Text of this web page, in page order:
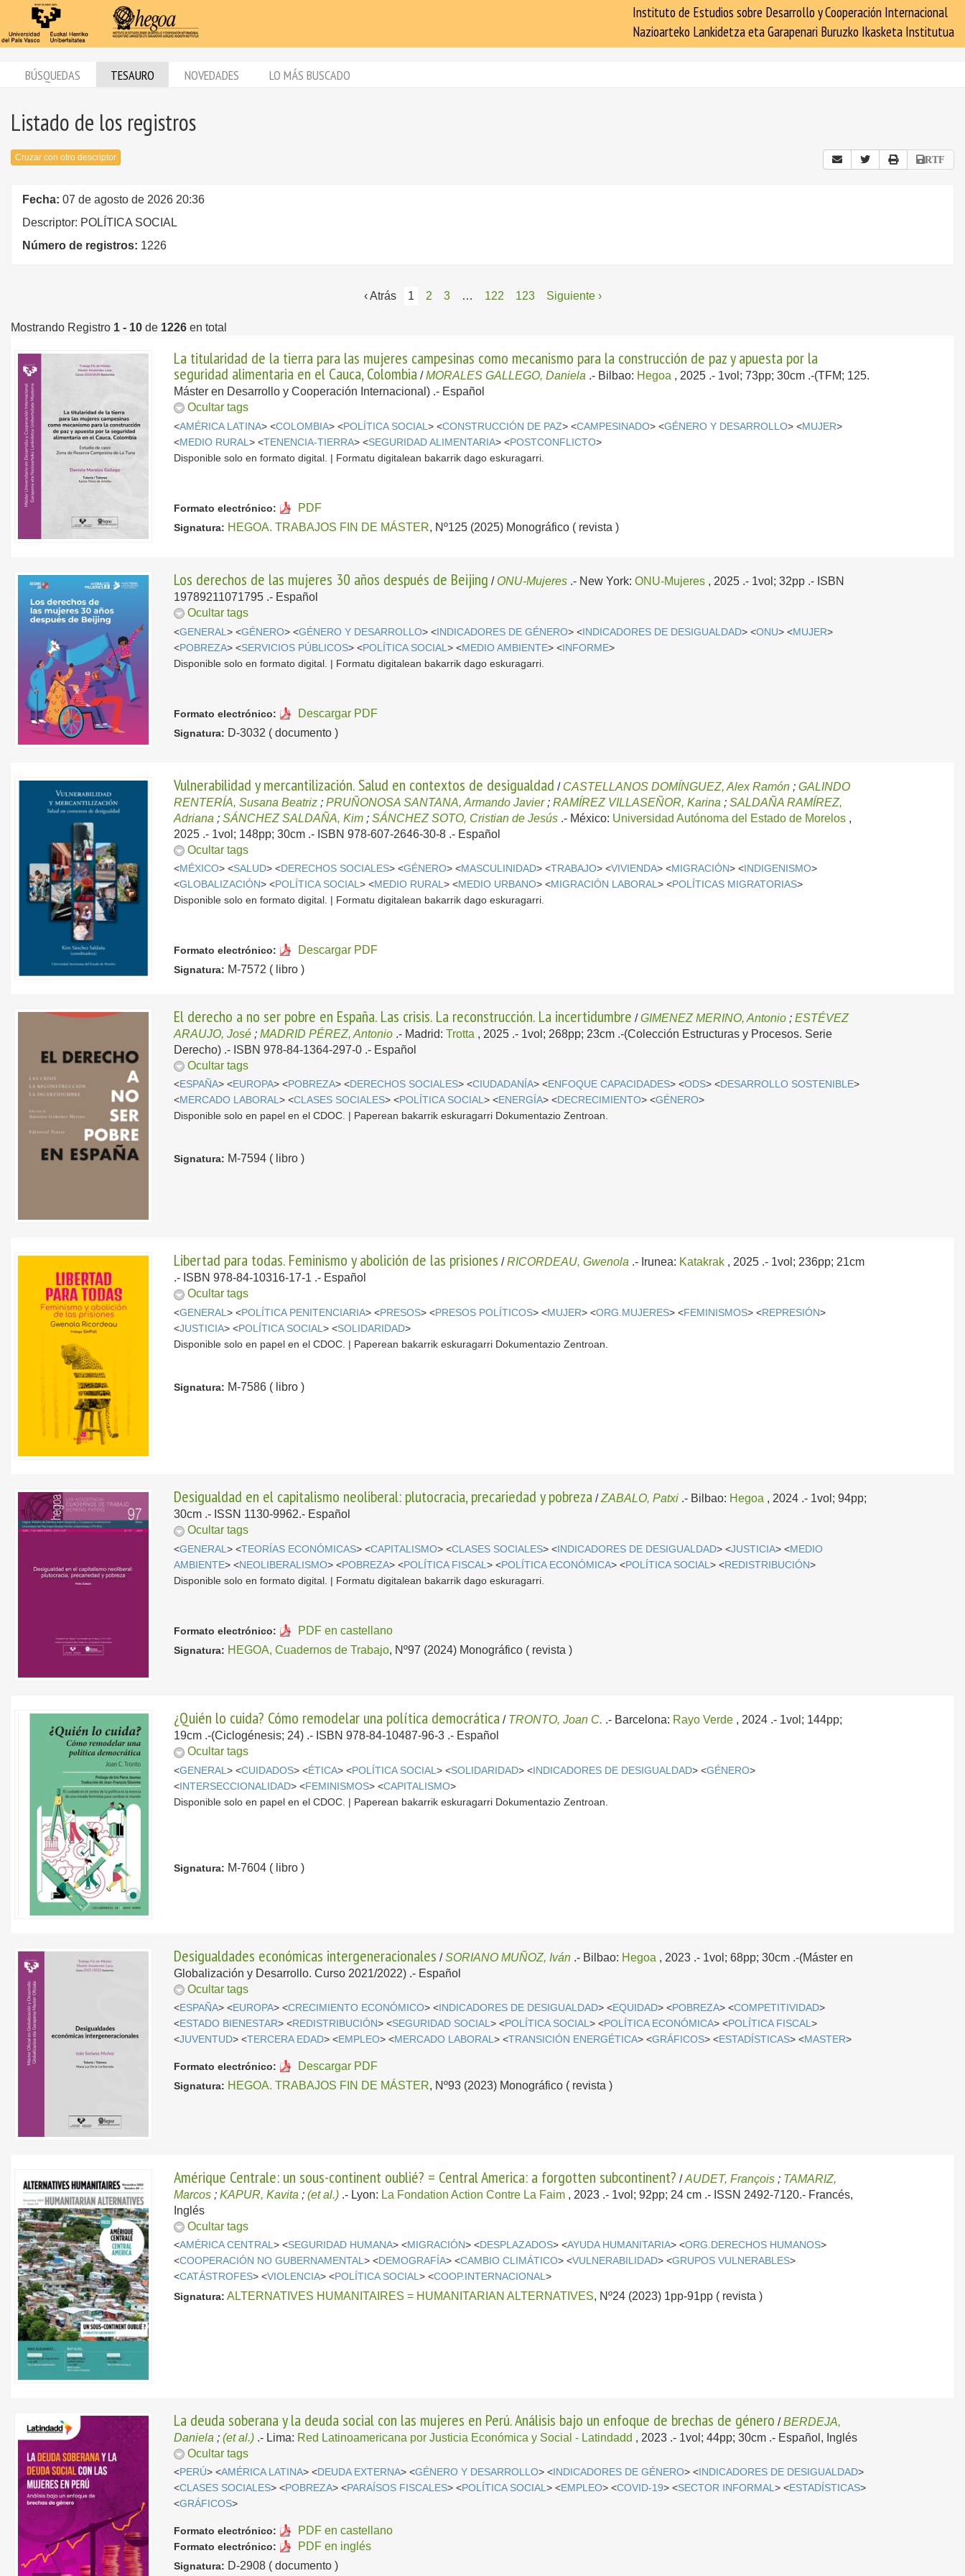
Instituto de Estudios sobre Desarrollo y Cooperación Internacional
Nazioarteko Lankidetza eta Garapenari Buruzko Ikasketa Institutua
BÚSQUEDAS TESAURO NOVEDADES LO MÁS BUSCADO
Listado de los registros
Cruzar con otro descriptor RTF
Fecha: 07 de agosto de 2026 20:36
Descriptor: POLÍTICA SOCIAL
Número de registros: 1226
‹ Atrás 1 2 3 … 122 123 Siguiente ›
Mostrando Registro 1 - 10 de 1226 en total
La titularidad de la tierra para las mujeres campesinas como mecanismo para la construcción de paz y apuesta por la
seguridad alimentaria en el Cauca, Colombia /MORALES GALLEGO, Daniela .- Bilbao: Hegoa , 2025 .- 1vol; 73pp; 30cm .-(TFM; 125.
Máster en Desarrollo y Cooperación Internacional) .- Español
Ocultar tags
<AMÉRICA LATINA> <COLOMBIA> <POLÍTICA SOCIAL> <CONSTRUCCIÓN DE PAZ> <CAMPESINADO> <GÉNERO Y DESARROLLO> <MUJER>
<MEDIO RURAL> <TENENCIA-TIERRA> <SEGURIDAD ALIMENTARIA> <POSTCONFLICTO>
Disponible solo en formato digital. | Formatu digitalean bakarrik dago eskuragarri.
Formato electrónico: PDF
Signatura: HEGOA. TRABAJOS FIN DE MÁSTER, Nº125 (2025) Monográfico ( revista )
Los derechos de las mujeres 30 años después de Beijing / ONU-Mujeres .- New York:ONU-Mujeres , 2025 .- 1vol; 32pp .- ISBN
19789211071795 .- Español
Ocultar tags
<GENERAL> <GÉNERO> <GÉNERO Y DESARROLLO> <INDICADORES DE GÉNERO> <INDICADORES DE DESIGUALDAD> <ONU> <MUJER>
<POBREZA> <SERVICIOS PÚBLICOS> <POLÍTICA SOCIAL> <MEDIO AMBIENTE> <INFORME>
Disponible solo en formato digital. | Formatu digitalean bakarrik dago eskuragarri.
Formato electrónico: Descargar PDF
Signatura: D-3032 ( documento )
Vulnerabilidad y mercantilización. Salud en contextos de desigualdad / CASTELLANOS DOMÍNGUEZ, Alex Ramón ;GALINDO
RENTERÍA, Susana Beatriz ;PRUÑONOSA SANTANA, Armando Javier;RAMÍREZ VILLASEÑOR, Karina ;SALDAÑA RAMÍREZ,
Adriana ;SÁNCHEZ SALDAÑA, Kim ;SÁNCHEZ SOTO, Cristian de Jesús .- México: Universidad Autónoma del Estado de Morelos ,
2025 .- 1vol; 148pp; 30cm .- ISBN 978-607-2646-30-8 .- Español
Ocultar tags
<MÉXICO> <SALUD> <DERECHOS SOCIALES> <GÉNERO> <MASCULINIDAD> <TRABAJO> <VIVIENDA> <MIGRACIÓN> < INDIGENISMO>
<GLOBALIZACIÓN> <POLÍTICA SOCIAL> <MEDIO RURAL> <MEDIO URBANO> <MIGRACIÓN LABORAL> <POLÍTICAS MIGRATORIAS>
Disponible solo en formato digital. | Formatu digitalean bakarrik dago eskuragarri.
Formato electrónico: Descargar PDF
Signatura: M-7572 ( libro )
El derecho a no ser pobre en España. Las crisis. La reconstrucción. La incertidumbre /GIMENEZ MERINO, Antonio ;ESTÉVEZ
ARAUJO, José ;MADRID PÉREZ, Antonio .- Madrid:Trotta , 2025 .- 1vol; 268pp; 23cm .-(Colección Estructuras y Procesos. Serie
Derecho) .- ISBN 978-84-1364-297-0 .- Español
Ocultar tags
<ESPAÑA> <EUROPA> <POBREZA> <DERECHOS SOCIALES> <CIUDADANÍA> <ENFOQUE CAPACIDADES> <ODS> <DESARROLLO SOSTENIBLE>
<MERCADO LABORAL> <CLASES SOCIALES> <POLÍTICA SOCIAL> <ENERGÍA> <DECRECIMIENTO> <GÉNERO>
Disponible solo en papel en el CDOC. | Paperean bakarrik eskuragarri Dokumentazio Zentroan.
Signatura: M-7594 ( libro )
Libertad para todas. Feminismo y abolición de las prisiones /RICORDEAU, Gwenola .- Irunea: Katakrak , 2025 .- 1vol; 236pp; 21cm
.- ISBN 978-84-10316-17-1 .- Español
Ocultar tags
<GENERAL> <POLÍTICA PENITENCIARIA> <PRESOS> <PRESOS POLÍTICOS> <MUJER> <ORG.MUJERES> <FEMINISMOS> <REPRESIÓN>
<JUSTICIA> <POLÍTICA SOCIAL> <SOLIDARIDAD>
Disponible solo en papel en el CDOC. | Paperean bakarrik eskuragarri Dokumentazio Zentroan.
Signatura: M-7586 ( libro )
Desigualdad en el capitalismo neoliberal: plutocracia, precariedad y pobreza /ZABALO, Patxi .- Bilbao: Hegoa , 2024 .- 1vol; 94pp;
30cm .- ISSN 1130-9962.- Español
Ocultar tags
<GENERAL> <TEORÍAS ECONÓMICAS> <CAPITALISMO> <CLASES SOCIALES> < INDICADORES DE DESIGUALDAD> <JUSTICIA> <MEDIO
AMBIENTE> <NEOLIBERALISMO> <POBREZA> <POLÍTICA FISCAL> <POLÍTICA ECONÓMICA> <POLÍTICA SOCIAL> <REDISTRIBUCIÓN>
Disponible solo en formato digital. | Formatu digitalean bakarrik dago eskuragarri.
Formato electrónico: PDF en castellano
Signatura: HEGOA, Cuadernos de Trabajo, Nº97 (2024) Monográfico ( revista )
¿Quién lo cuida? Cómo remodelar una política democrática / TRONTO, Joan C. .- Barcelona: Rayo Verde , 2024 .- 1vol; 144pp;
19cm .-(Ciclogénesis; 24) .- ISBN 978-84-10487-96-3 .- Español
Ocultar tags
<GENERAL> <CUIDADOS> <ÉTICA> <POLÍTICA SOCIAL> <SOLIDARIDAD> < INDICADORES DE DESIGUALDAD> <GÉNERO>
< INTERSECCIONALIDAD> <FEMINISMOS> <CAPITALISMO>
Disponible solo en papel en el CDOC. | Paperean bakarrik eskuragarri Dokumentazio Zentroan.
Signatura: M-7604 ( libro )
Desigualdades económicas intergeneracionales /SORIANO MUÑOZ, Iván .- Bilbao: Hegoa , 2023 .- 1vol; 68pp; 30cm .-(Máster en
Globalización y Desarrollo. Curso 2021/2022) .- Español
Ocultar tags
<ESPAÑA> <EUROPA> <CRECIMIENTO ECONÓMICO> < INDICADORES DE DESIGUALDAD> <EQUIDAD> <POBREZA> <COMPETITIVIDAD>
<ESTADO BIENESTAR> <REDISTRIBUCIÓN> <SEGURIDAD SOCIAL> <POLÍTICA SOCIAL> <POLÍTICA ECONÓMICA> <POLÍTICA FISCAL>
<JUVENTUD> <TERCERA EDAD> <EMPLEO> <MERCADO LABORAL> <TRANSICIÓN ENERGÉTICA> <GRÁFICOS> <ESTADÍSTICAS> <MASTER>
Formato electrónico: Descargar PDF
Signatura: HEGOA. TRABAJOS FIN DE MÁSTER, Nº93 (2023) Monográfico ( revista )
Amérique Centrale: un sous-continent oublié? = Central America: a forgotten subcontinent? /AUDET, François ; TAMARIZ,
Marcos ;KAPUR, Kavita ;(et al.) .- Lyon: La Fondation Action Contre La Faim , 2023 .- 1vol; 92pp; 24 cm .- ISSN 2492-7120.- Francés,
Inglés
Ocultar tags
<AMÉRICA CENTRAL> <SEGURIDAD HUMANA> <MIGRACIÓN> <DESPLAZADOS> <AYUDA HUMANITARIA> <ORG.DERECHOS HUMANOS>
<COOPERACIÓN NO GUBERNAMENTAL> <DEMOGRAFÍA> <CAMBIO CLIMÁTICO> <VULNERABILIDAD> <GRUPOS VULNERABLES>
<CATÁSTROFES> <VIOLENCIA> <POLÍTICA SOCIAL> <COOP.INTERNACIONAL>
Signatura: ALTERNATIVES HUMANITAIRES = HUMANITARIAN ALTERNATIVES, Nº24 (2023) 1pp-91pp ( revista )
La deuda soberana y la deuda social con las mujeres en Perú. Análisis bajo un enfoque de brechas de género /BERDEJA,
Daniela ;(et al.) .- Lima: Red Latinoamericana por Justicia Económica y Social - Latindadd , 2023 .- 1vol; 44pp; 30cm .- Español, Inglés
Ocultar tags
<PERÚ> <AMÉRICA LATINA> <DEUDA EXTERNA> <GÉNERO Y DESARROLLO> < INDICADORES DE GÉNERO> < INDICADORES DE DESIGUALDAD>
<CLASES SOCIALES> <POBREZA> <PARAÍSOS FISCALES> <POLÍTICA SOCIAL> <EMPLEO> <COVID-19> <SECTOR INFORMAL> <ESTADÍSTICAS>
<GRÁFICOS>
Formato electrónico: PDF en castellano
Formato electrónico: PDF en inglés
Signatura: D-2908 ( documento )